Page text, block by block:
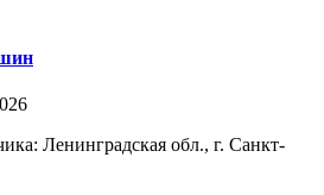
Ленинградская обл., г. Санкт-